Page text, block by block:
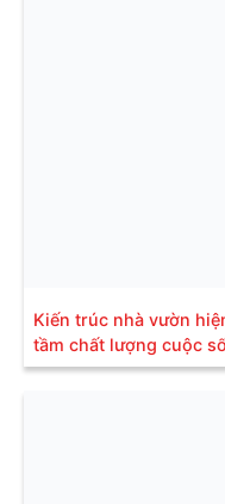
Kiến trúc nhà vườn
tầm chất lượng cuộc